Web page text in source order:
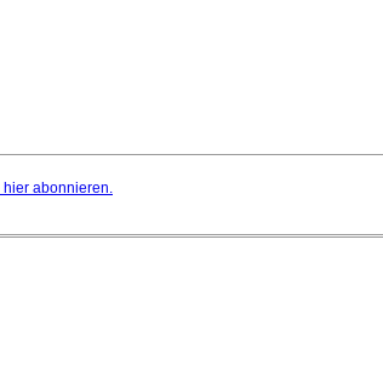
hier abonnieren.